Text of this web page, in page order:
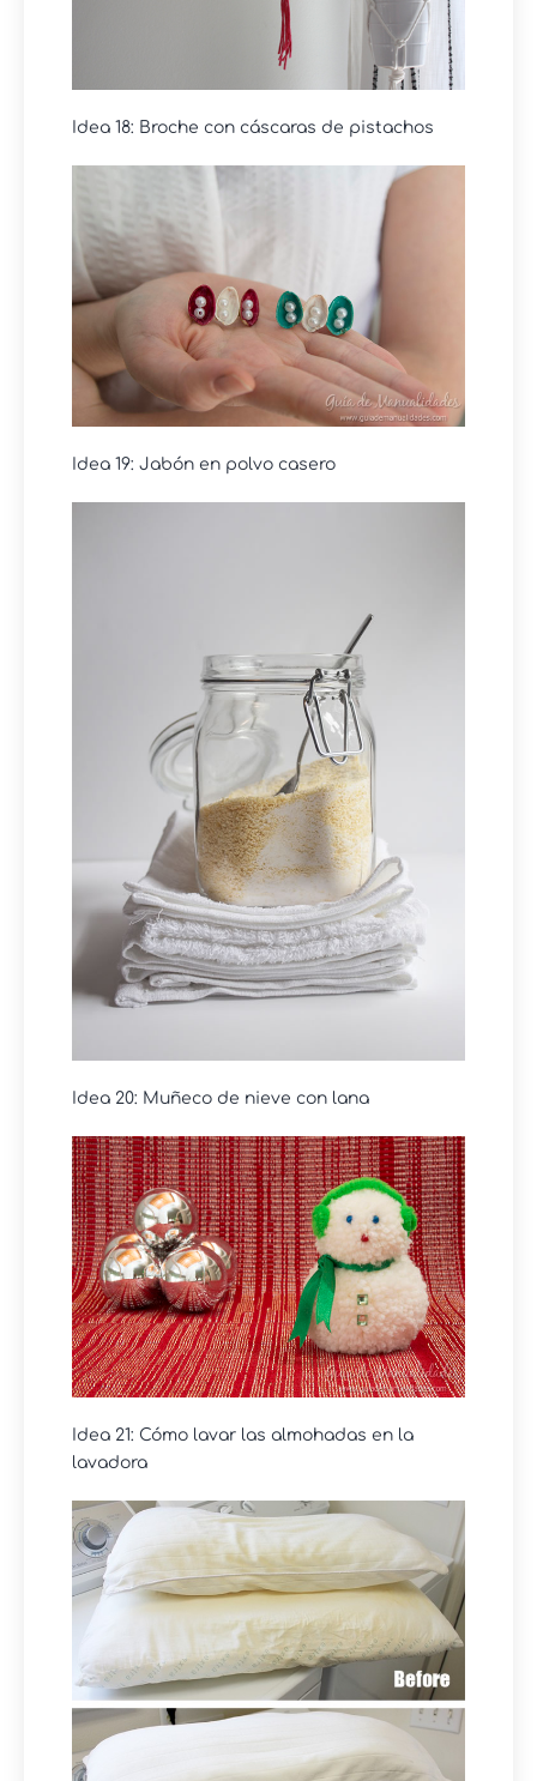
Idea 18: Broche con cáscaras de pistachos
Idea 19: Jabón en polvo casero
Idea 20: Muñeco de nieve con lana
Idea 21: Cómo lavar las almohadas en la
lavadora